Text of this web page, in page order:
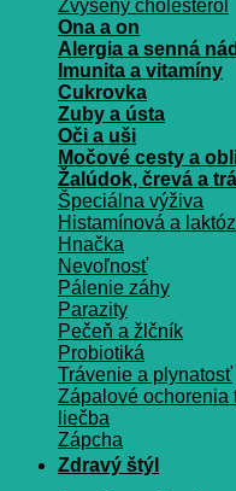
Zvýšený cholesterol
Ona a on
Alergia a senná
Imunita a vitamíny
Cukrovka
Zuby a ústa
Oči a uši
Močové cesty a
Žalúdok, črevá a
Špeciálna výživa
Histamínová a
Hnačka
Nevoľnosť
Pálenie záhy
Parazity
Pečeň a žlčník
Probiotiká
Trávenie a plynatosť
Zápalové ochorenia
liečba
Zápcha
Zdravý štýl